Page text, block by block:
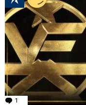
1 comentário